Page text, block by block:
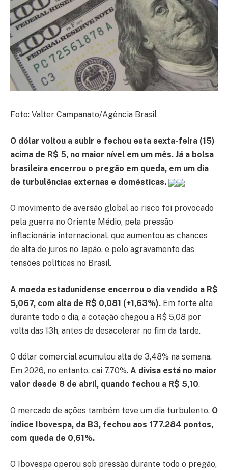
Foto: Valter Campanato/Agência Brasil
O dólar voltou a subir e fechou esta sexta-feira (15)
acima de R$ 5, no maior nível em um mês. Já a bolsa
brasileira encerrou o pregão em queda, em um dia
de turbulências externas e domésticas.
O movimento de aversão global ao risco foi provocado
pela guerra no Oriente Médio, pela pressão
inflacionária internacional, que aumentou as chances
de alta de juros no Japão, e pelo agravamento das
tensões políticas no Brasil.
A moeda estadunidense encerrou o dia vendido a R$
5,067, com alta de R$ 0,081 (+1,63%). Em forte alta
durante todo o dia, a cotação chegou a R$ 5,08 por
volta das 13h, antes de desacelerar no fim da tarde.
O dólar comercial acumulou alta de 3,48% na semana.
Em 2026, no entanto, cai 7,70%. A divisa está no maior
valor desde 8 de abril, quando fechou a R$ 5,10.
O mercado de ações também teve um dia turbulento. O
índice Ibovespa, da B3, fechou aos 177.284 pontos,
com queda de 0,61%.
O Ibovespa operou sob pressão durante todo o pregão,